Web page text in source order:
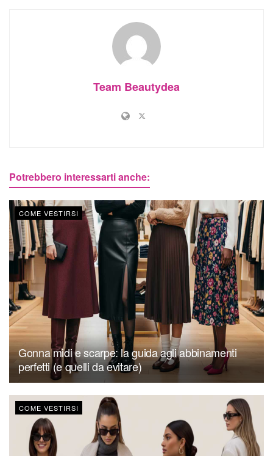
Team Beautydea
Potrebbero interessarti anche:
COME VESTIRSI
Gonna midi e scarpe: la guida agli abbinamenti
perfetti (e quelli da evitare)
COME VESTIRSI